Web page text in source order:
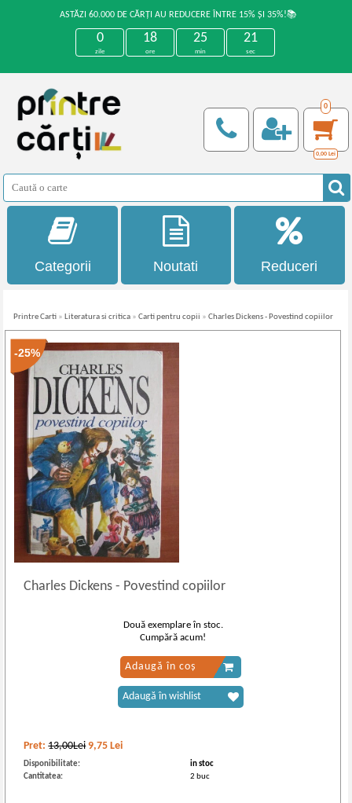
ASTĂZI 60.000 DE CĂRȚI AU REDUCERE ÎNTRE 15% ȘI 35%!📚
0
zile
18
ore
25
min
21
sec
0
0,00 Lei
Categorii Noutati Reduceri
Printre Carti » Literatura si critica »Carti pentru copii »Charles Dickens - Povestind copiilor
-25%
Charles Dickens- Povestind copiilor
Pret:13,00Lei 9,75 Lei
Disponibilitate:
in stoc
Cantitatea:
2 buc
Două exemplare în stoc.
Cumpără acum!
Adaugă în coș
Adaugă în wishlist